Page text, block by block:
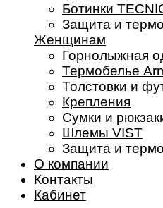
Ботинки
Защита и
Женщинам
Горнолыжная
Термобелье
Толстовки и
Крепления
Сумки и
Шлемы VIST
Защита и
О компании
Контакты
Кабинет